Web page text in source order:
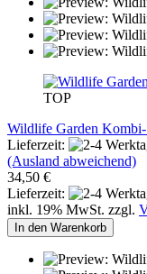
TOP
Wildlife Garden
Lieferzeit:
(Ausland abweichend)
34,50 €
Lieferzeit:
inkl. 19% MwSt. zzgl.
In den Warenkorb